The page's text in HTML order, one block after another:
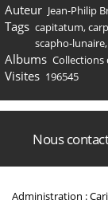
Auteur Jean-Philip
Tags capitatum,
scapho-lunaire,
Albums Collections
Visites 196545
Nous
Administration :